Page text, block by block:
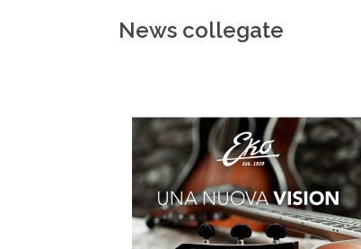
News collegate